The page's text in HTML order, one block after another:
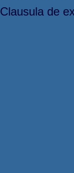
Clausula de